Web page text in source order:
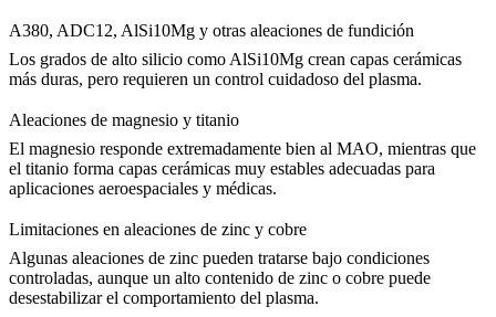
A380, ADC12, AlSi10Mg y otras aleaciones de fundición
Los grados de alto silicio como AlSi10Mg crean capas cerámicas
más duras, pero requieren un control cuidadoso del plasma.
Aleaciones de magnesio y titanio
El magnesio responde extremadamente bien al MAO, mientras que
el titanio forma capas cerámicas muy estables adecuadas para
aplicaciones aeroespaciales y médicas.
Limitaciones en aleaciones de zinc y cobre
Algunas aleaciones de zinc pueden tratarse bajo condiciones
controladas, aunque un alto contenido de zinc o cobre puede
desestabilizar el comportamiento del plasma.